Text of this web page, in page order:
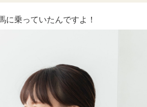
に乗っていたんですよ！